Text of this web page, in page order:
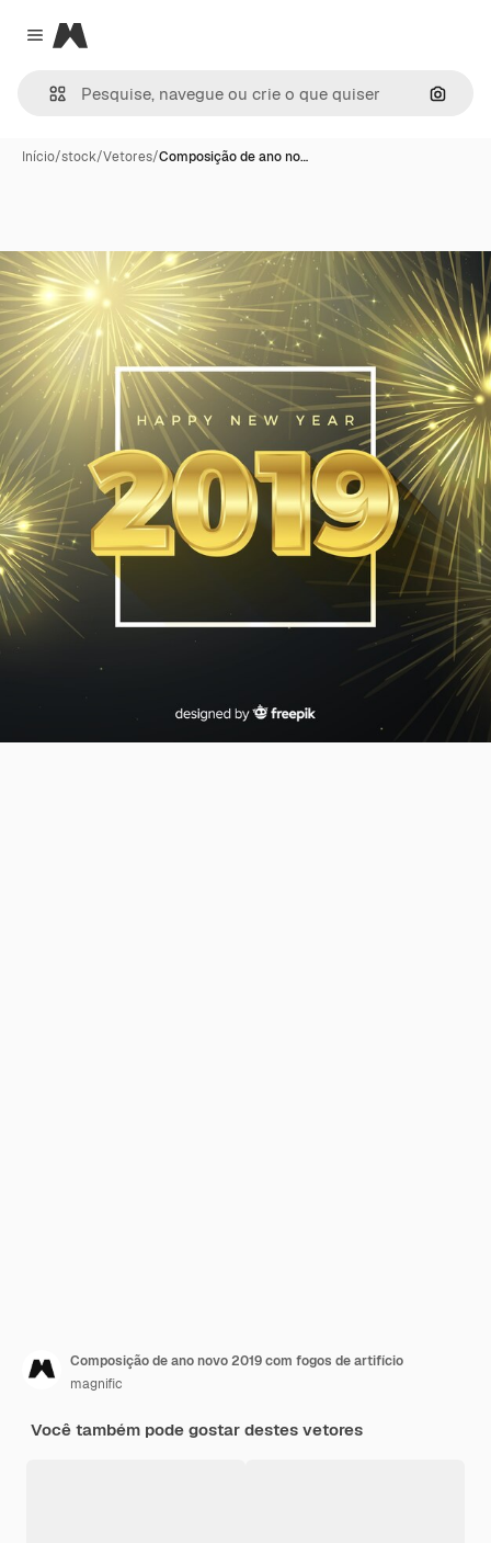
Close menu
Magnific
Início/stock/Vetores/Composição de ano no…
Composição de ano novo 2019 com fogos de artifício
magnific
Você também pode gostar destes vetores